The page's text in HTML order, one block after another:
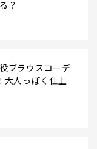
？
ブラウスコーデ
大人っぽく仕上